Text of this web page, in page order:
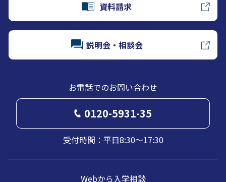
資料請求
説明会・相談会
お電話でのお問い合わせ
0120-5931-35
受付時間：平日8:30～17:30
Webから入学相談